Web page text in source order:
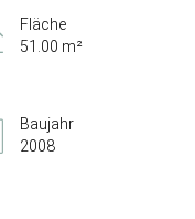
Fläche
51.00 m²
Baujahr
2008